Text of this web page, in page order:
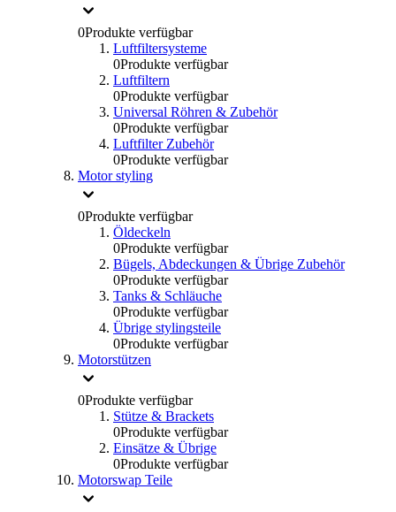
0Produkte verfügbar
Luftfiltersysteme
0Produkte verfügbar
Luftfiltern
0Produkte verfügbar
Universal Röhren & Zubehör
0Produkte verfügbar
Luftfilter Zubehör
0Produkte verfügbar
Motor styling
0Produkte verfügbar
Öldeckeln
0Produkte verfügbar
Bügels, Abdeckungen & Übrige Zubehör
0Produkte verfügbar
Tanks & Schläuche
0Produkte verfügbar
Übrige stylingsteile
0Produkte verfügbar
Motorstützen
0Produkte verfügbar
Stütze & Brackets
0Produkte verfügbar
Einsätze & Übrige
0Produkte verfügbar
Motorswap Teile